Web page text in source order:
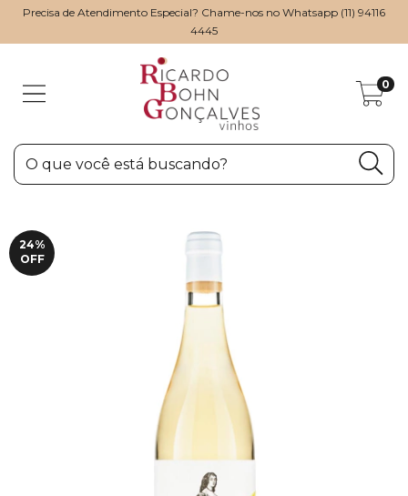
Precisa de Atendimento Especial? Chame-nos no Whatsapp (11) 94116
4445
0
24%
OFF